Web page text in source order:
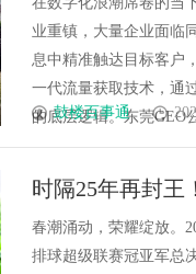
业重镇，大量企业面临
息中精准触达目标客户
一代流量获取技术，通
的底层逻辑。东莞GEO
鼓楼百事通
时隔25年再封王
春潮涌动，荣耀绽放。
排球超级联赛冠亚军总